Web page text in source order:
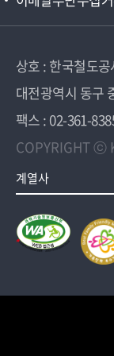
상호 : 한국철도공
대전광역시 동구
팩스 : 02-361-
COPYRIGHT ⓒ
계열사